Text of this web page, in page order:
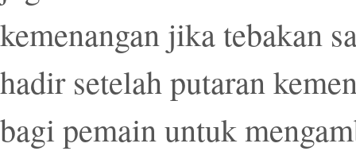
kemenangan jika tebakan
hadir setelah putaran
bagi pemain untuk